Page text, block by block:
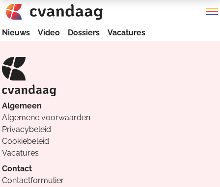
Nieuws Video Dossiers Vacatures
Algemeen
Algemene voorwaarden
Privacybeleid
Cookiebeleid
Vacatures
Contact
Contactformulier